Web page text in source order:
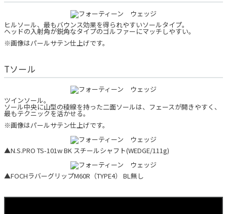
ヒルソール、最もバウンス効果を得られやすいソールタイプ。
ヘッドの入射角が鋭角なタイプのゴルファーにマッチしやすい。
※画像はパールサテン仕上げです。
Tソール
ツインソール。
ソール中央に山型の稜線を持った二面ソールは、フェースが開きやすく、
最もテクニックを活かせる。
※画像はパールサテン仕上げです。
▲N.S.PRO TS-101w BK スチールシャフト(WEDGE/111g)
▲FOCHラバーグリップM60R（TYPE4） BL無し